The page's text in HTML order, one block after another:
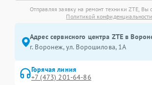
Отправляя заявку на ремонт техники ZTE, Вы
Политикой конфиденциальности
Адрес сервисного центра ZTE в
г. Воронеж, ул. Ворошилова, 1А
Горячая линия
+7 (473) 201-64-86